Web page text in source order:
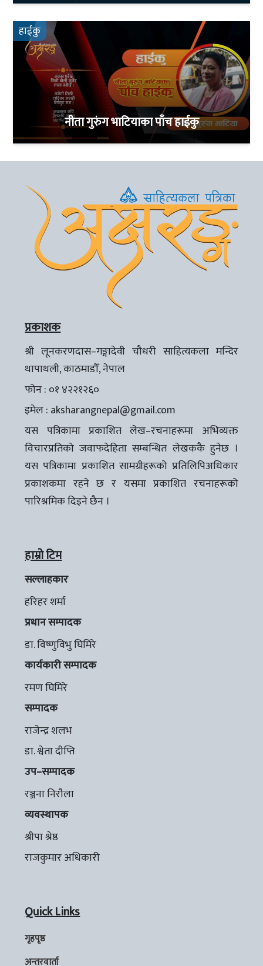
हाईकु
नीता गुरुंग भाटियाका पाँच हाईकु
प्रकाशक
श्री लूनकरणदास–गङ्गादेवी चौधरी साहित्यकला मन्दिर
थापाथली, काठमाडौँ, नेपाल
फोन : ०१ ४२२१२६०
इमेल : aksharangnepal@gmail.com
यस पत्रिकामा प्रकाशित लेख–रचनाहरूमा अभिव्यक्त
विचारप्रतिको जवाफदेहिता सम्बन्धित लेखककै हुनेछ ।
यस पत्रिकामा प्रकाशित सामग्रीहरूको प्रतिलिपिअधिकार
प्रकाशकमा रहने छ र यसमा प्रकाशित रचनाहरूको
पारिश्रमिक दिइने छैन ।
हाम्रो टिम
सल्लाहकार
हरिहर शर्मा
प्रधान सम्पादक
डा. विष्णुविभु घिमिरे
कार्यकारी सम्पादक
रमण घिमिरे
सम्पादक
राजेन्द्र शलभ
डा. श्वेता दीप्ति
उप–सम्पादक
रञ्जना निरौला
व्यवस्थापक
श्रीपा श्रेष्ठ
राजकुमार अधिकारी
Quick Links
गृहपृष्ठ
अन्तरवार्ता